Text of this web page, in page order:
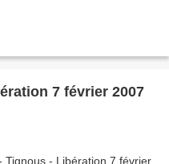
7 février 2007